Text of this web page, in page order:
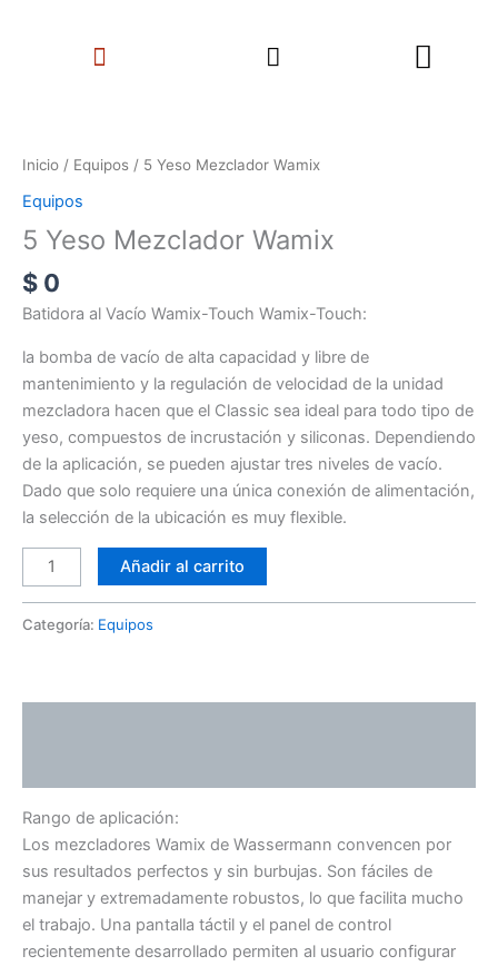
Menu Search
Inicio / Equipos / 5 Yeso Mezclador Wamix
Equipos
5 Yeso Mezclador Wamix
$ 0
Batidora al Vacío Wamix-Touch Wamix-Touch:
la bomba de vacío de alta capacidad y libre de
mantenimiento y la regulación de velocidad de la unidad
mezcladora hacen que el Classic sea ideal para todo tipo de
yeso, compuestos de incrustación y siliconas. Dependiendo
de la aplicación, se pueden ajustar tres niveles de vacío.
Dado que solo requiere una única conexión de alimentación,
la selección de la ubicación es muy flexible.
Mezclador
cantidad
Añadir al carrito
Categoría: Equipos
Rango de aplicación:
Los mezcladores Wamix de Wassermann convencen por
sus resultados perfectos y sin burbujas. Son fáciles de
manejar y extremadamente robustos, lo que facilita mucho
el trabajo. Una pantalla táctil y el panel de control
recientemente desarrollado permiten al usuario configurar